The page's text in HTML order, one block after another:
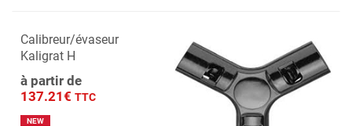
Calibreur/évaseur
Kaligrat H
à partir de
137.21€ TTC
NEW